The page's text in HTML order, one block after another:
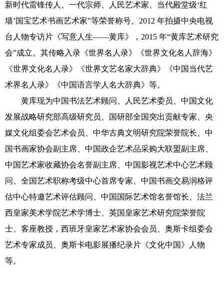
新时代雷锋传人、一代宗师、人民艺术家、当代殿堂级‘红
墙’国宝艺术书画艺术家”等荣誉称号。2012 年拍摄中央电视
台人物专访片《写意人生——黄库》，2015 年“黄库艺术研究
会”成立。其传略入录《世界名人录》《世界文化名人辞海》
《世界文化名人录》《世界文艺名家大辞典》《中国当代艺
术界名人录》《中国语言学人名大辞典》等。
黄库现为中国书法艺术顾问、人民艺术委员、中国文化
发展战略研究部高级研究员、国研部全国突出贡献专家、央
媒文化组委会艺术会员、中华古典文明研究院荣誉院长、中
国书画家协会副主席、中国政企艺术品采购大联盟副主席、
中国艺术家收藏协会名誉副主席、中国影视艺术中心艺术顾
问、全国艺术职称考级中心首席专家、中国书画交易润格评
估中心特邀艺术评估顾问、中国国际艺术馆名誉馆长、法兰
西皇家美术学院艺术学博士、英国皇家艺术研究院荣誉院
士、客座教授，西班牙皇家艺术家协会会员、奥斯卡组委会
艺术专家成员、奥斯卡电影展播纪录片《文化中国》人物
等。